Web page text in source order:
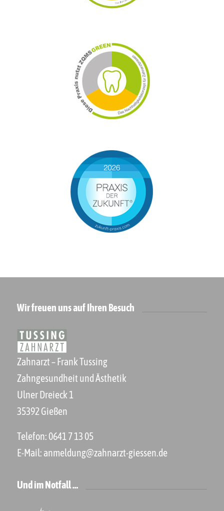
Wir freuen uns auf Ihren Besuch
Zahnarzt – Frank Tussing
Zahngesundheit und Ästhetik
Ulner Dreieck 1
35392 Gießen
Telefon: 0641 7 13 05
E-Mail: anmeldung@zahnarzt-giessen.de
Und im Notfall …